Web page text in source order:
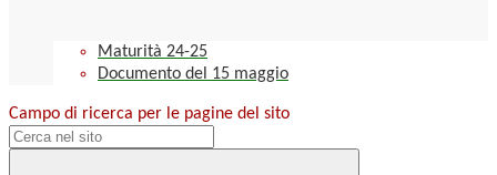
Maturità 24-25
Documento del 15 maggio
Campo di ricerca per le pagine del sito